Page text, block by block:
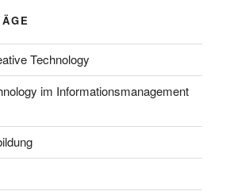
Technology
im Informationsmanagement